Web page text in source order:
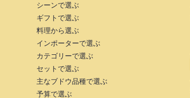
シーンで選ぶ
ギフトで選ぶ
料理から選ぶ
インポーターで選ぶ
カテゴリーで選ぶ
セットで選ぶ
主なブドウ品種で選ぶ
予算で選ぶ